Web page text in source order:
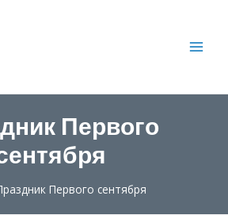
Первого
Первого сентября